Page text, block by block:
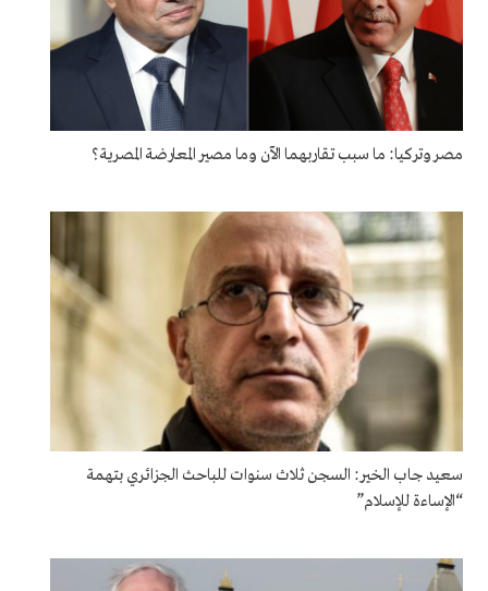
مصر وتركيا: ما سبب تقاربهما الآن وما مصير المعارضة المصرية؟
سعيد جاب الخير: السجن ثلاث سنوات للباحث الجزائري بتهمة
“الإساءة للإسلام”